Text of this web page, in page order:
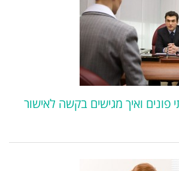
פונים ואיך מגישים בקשה לאישור